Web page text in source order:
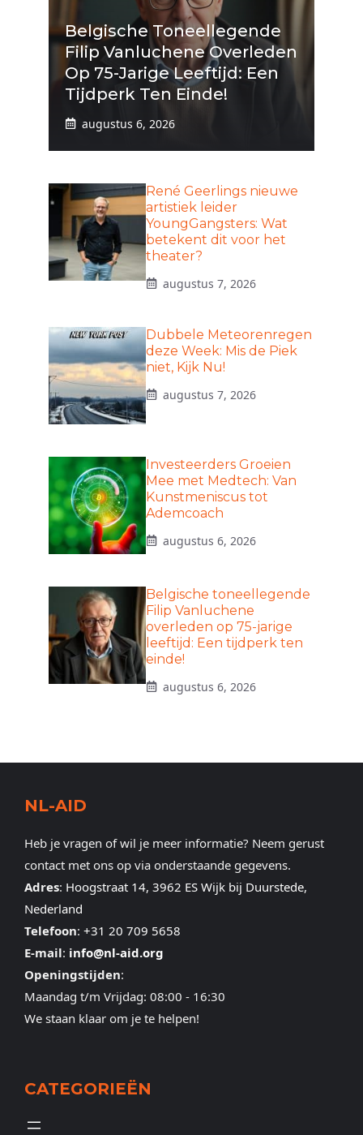
Belgische Toneellegende
Filip Vanluchene Overleden
Op 75-Jarige Leeftijd: Een
Tijdperk Ten Einde!
augustus 6, 2026
René Geerlings nieuwe
artistiek leider
YoungGangsters: Wat
betekent dit voor het
theater?
augustus 7, 2026
Dubbele Meteorenregen
deze Week: Mis de Piek
niet, Kijk Nu!
augustus 7, 2026
Investeerders Groeien
Mee met Medtech: Van
Kunstmeniscus tot
Ademcoach
augustus 6, 2026
Belgische toneellegende
Filip Vanluchene
overleden op 75-jarige
leeftijd: Een tijdperk ten
einde!
augustus 6, 2026
NL-AID
Heb je vragen of wil je meer informatie? Neem gerust
contact met ons op via onderstaande gegevens.
Adres: Hoogstraat 14, 3962 ES Wijk bij Duurstede,
Nederland
Telefoon: +31 20 709 5658
E-mail: info@nl-aid.org
Openingstijden:
Maandag t/m Vrijdag: 08:00 - 16:30
We staan klaar om je te helpen!
CATEGORIEËN